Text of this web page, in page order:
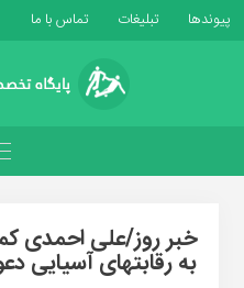
پیوندها تبلیغات تماس با ما
خبر روز/علی احمدی
به رقابتهای آسیایی